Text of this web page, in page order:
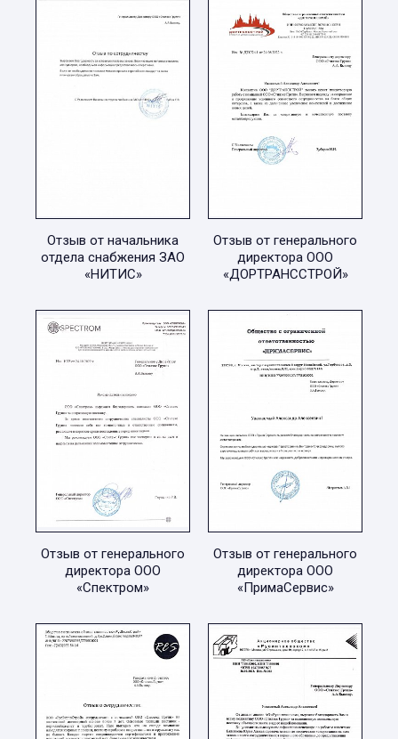
Отзыв от начальника
отдела снабжения ЗАО
«НИТИС»
Отзыв от генерального
директора ООО
«ДОРТРАНССТРОЙ»
Отзыв от генерального
директора ООО
«Спектром»
Отзыв от генерального
директора ООО
«ПримаСервис»